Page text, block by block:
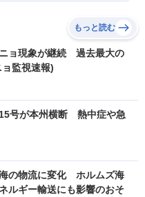
もっと読む
ョ現象が継続 過去最大の
監視速報)
号が本州横断 熱中症や急
の物流に変化 ホルムズ海
ルギー輸送にも影響のおそ